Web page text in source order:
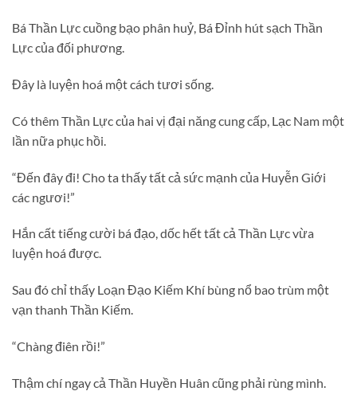
Bá Thần Lực cuồng bạo phân huỷ, Bá Đỉnh hút sạch Thần
Lực của đối phương.
Đây là luyện hoá một cách tươi sống.
Có thêm Thần Lực của hai vị đại năng cung cấp, Lạc Nam một
lần nữa phục hồi.
“Đến đây đi! Cho ta thấy tất cả sức mạnh của Huyễn Giới
các ngươi!”
Hắn cất tiếng cười bá đạo, dốc hết tất cả Thần Lực vừa
luyện hoá được.
Sau đó chỉ thấy Loạn Đạo Kiếm Khí bùng nổ bao trùm một
vạn thanh Thần Kiếm.
“Chàng điên rồi!”
Thậm chí ngay cả Thần Huyền Huân cũng phải rùng mình.